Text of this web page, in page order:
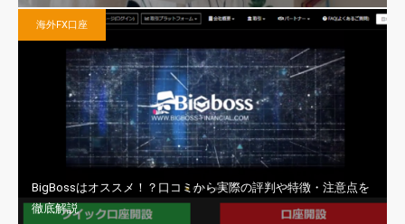
海外FX口座
BigBossはオススメ！？口コミから実際の評判や特徴・注意点を
徹底解説